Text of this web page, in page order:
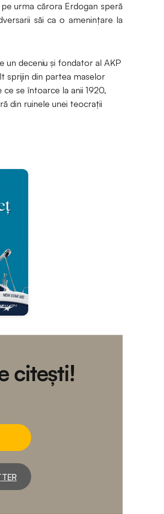
urma cărora Erdogan speră
săi ca o amenințare la
un deceniu și fondator al AKP
sprijin din partea maselor
se întoarce la anii 1920,
din ruinele unei teocrații
citești!